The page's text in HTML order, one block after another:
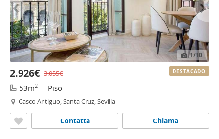
1/10
2.926€ 3.055€
53m2 Piso
Casco Antiguo, Santa Cruz, Sevilla
Chiama
Contatta
DESTACADO